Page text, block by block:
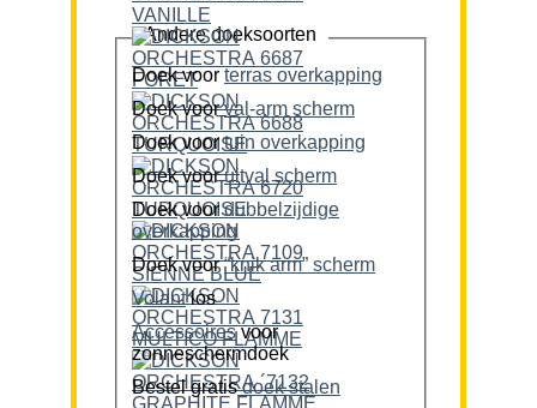
Andere doeksoorten
Doek voor terras overkapping
Doek voor
val-arm scherm
Doek voor
tuin overkapping
Doek voor
uitval scherm
Doek voordubbelzijdige
overkapping
Doek voor
“knik arm” scherm
Volantlos
Accessoiresvoor
zonneschermdoek
Bestel gratis doek stalen